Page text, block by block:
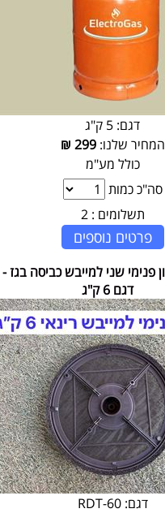
דגם: 5 ק"ג
המחיר שלנו:299
₪
כולל מע"מ
סה"כ כמות
תשלומים : 2
פרטים נוספים
דגם 6 ק"ג
דגם: RDT-60